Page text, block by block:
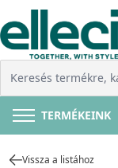
TERMÉKEINK
Vissza a listához